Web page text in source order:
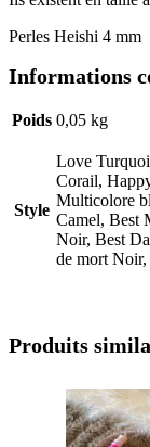
Perles Heishi 4 mm
Informations
Poids 0,05 kg
Style
Love
Corail,
Multicolore
Camel, Best
Noir, Best
de mort
Produits